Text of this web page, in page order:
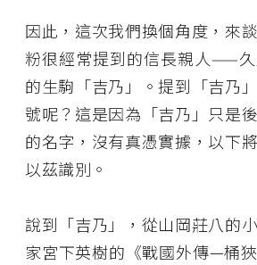
因此，這次我們換個角度，來
粉很經常提到的信長親人——
的生駒「吉乃」。提到「吉乃
號呢？這是因為「吉乃」只是
的名字，沒有真憑實據，以下
以茲識別。
說到「吉乃」，從山岡莊八的
家宮下英樹的《戰國外傳—桶